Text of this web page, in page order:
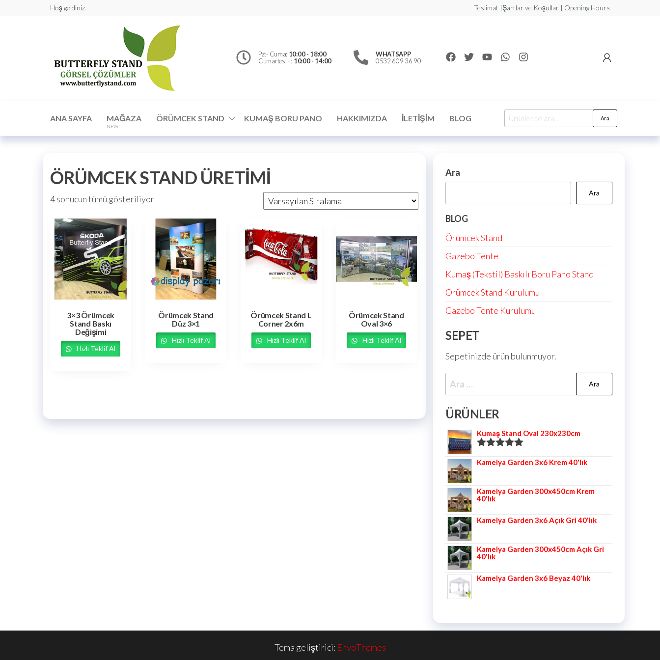
Hoş geldiniz. Teslimat |Şartlar ve Koşullar | Opening Hours
Çözümler
Pzt- Cuma: 10:00 - 18:00
Cumartesi - : 10:00 - 14:00
WHATSAPP
0532 609 36 90
ANA SAYFA MAĞAZA
NEW!
ÖRÜMCEK STAND KUMAŞ BORU PANO HAKKIMIZDA İLETIŞIM BLOG Ara
ÖRÜMCEK STAND ÜRETİMİ
4 sonucun tümü gösteriliyor
3×3 Örümcek
Stand Baskı
Değişimi
Hızlı Teklif Al
Örümcek Stand
Düz 3×1
Hızlı Teklif Al
Örümcek Stand L
Corner 2x6m
Hızlı Teklif Al
Örümcek Stand
Oval 3×6
Hızlı Teklif Al
Ara
Ara
BLOG
Örümcek Stand
Gazebo Tente
Kumaş (Tekstil) Baskılı Boru Pano Stand
Örümcek Stand Kurulumu
Gazebo Tente Kurulumu
SEPET
Sepetinizde ürün bulunmuyor.
ÜRÜNLER
Kumaş Stand Oval 230x230cm
5.00oy aldı
Kamelya Garden 3x6 Krem 40'lık
Kamelya Garden 300x450cm Krem
40'lık
Kamelya Garden 3x6 Açık Gri 40'lık
Kamelya Garden 300x450cm Açık Gri
40'lık
Kamelya Garden 3x6 Beyaz 40'lık
Tema geliştirici: EnvoThemes